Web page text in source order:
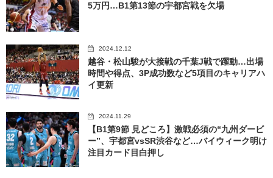
5万円…B1第13節の宇都宮戦を欠場
2024.12.12
越谷・松山駿が大接戦の千葉J戦で躍動…出場
時間や得点、3P成功数など5項目のキャリアハ
イ更新
2024.11.29
【B1第9節 見どころ】激戦必須の“九州ダービ
ー”、宇都宮vsSR渋谷など…バイウィーク明け
注目カード目白押し